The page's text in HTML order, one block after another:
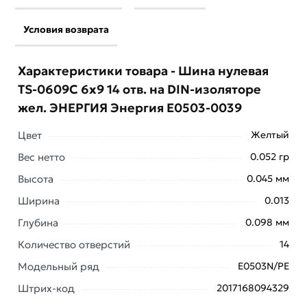
Условия возврата
Условия доставки и цены на товар Шина нулевая TS-
Энергия Е0503-0039 из категории
Шины заземления
Характеристики товара - Шина нулевая
TS-0609C 6х9 14 отв. на DIN-изоляторе
жел. ЭНЕРГИЯ Энергия Е0503-0039
Цвет Желтый
Вес нетто 0.052 гр
Высота 0.045 мм
Ширина 0.013
Глубина 0.098 мм
Количество отверстий 14
Модельный ряд E0503N/PE
Штрих-код 2017168094329